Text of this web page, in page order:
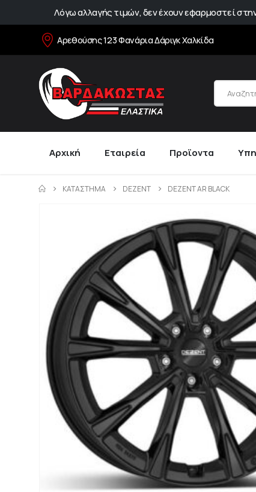
Λόγω αλλαγής τιμών, δεν έχουν εφαρμοστεί
Αρεθούσης 123 Φανάρια Δάριγκ Χαλκίδα
Αρχική Εταιρεία Προϊοντα
ΚΑΤΆΣΤΗΜΑ DEZENT DEZENT AR BLACK